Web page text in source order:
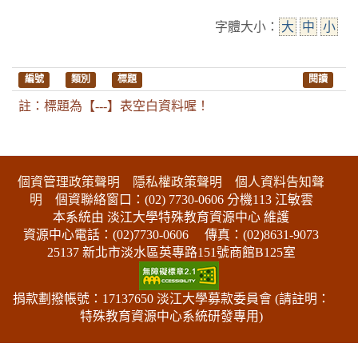
字體大小： 大 中 小
編號 類別 標題 閱讀
註：標題為【---】表空白資料喔！
個資管理政策聲明 隱私權政策聲明
個人資料告知聲
明 個資聯絡窗口：(02) 7730-0606 分機113 江敏雲
本系統由 淡江大學特殊教育資源中心 維護
資源中心電話：(02)7730-0606
傳真：(02)8631-9073
25137 新北市淡水區英專路151號商館B125室
捐款劃撥帳號：17137650 淡江大學募款委員會 (請註明：
特殊教育資源中心系統研發專用)